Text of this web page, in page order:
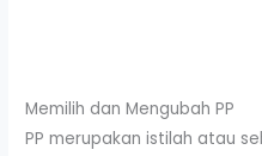
Memilih dan Mengubah PP
PP merupakan istilah atau